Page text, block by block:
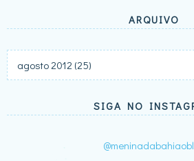
ARQUIVO
SIGA NO